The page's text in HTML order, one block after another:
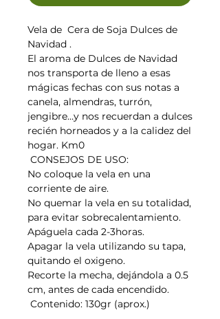
Vela de Cera de Soja Dulces de
Navidad .
El aroma de Dulces de Navidad
nos transporta de lleno a esas
mágicas fechas con sus notas a
canela, almendras, turrón,
jengibre…y nos recuerdan a dulces
recién horneados y a la calidez del
hogar. Km0
CONSEJOS DE USO:
No coloque la vela en una
corriente de aire.
No quemar la vela en su totalidad,
para evitar sobrecalentamiento.
Apáguela cada 2-3horas.
Apagar la vela utilizando su tapa,
quitando el oxigeno.
Recorte la mecha, dejándola a 0.5
cm, antes de cada encendido.
Contenido: 130gr (aprox.)